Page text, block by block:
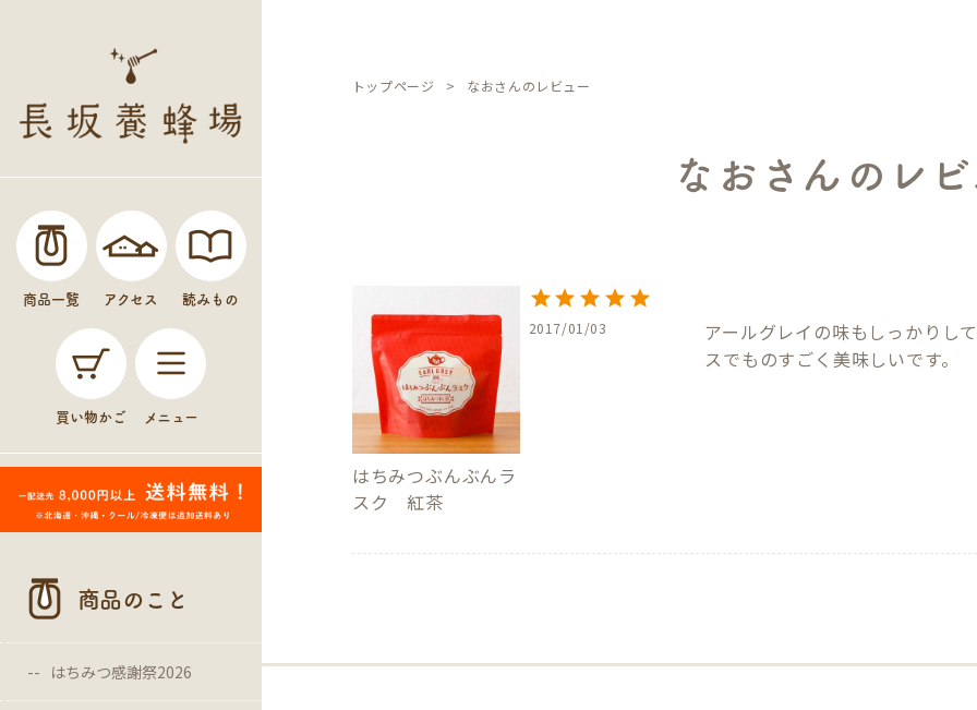
商品一覧 アクセス 読みもの
買い物かご メニュー
商品のこと
はちみつ感謝祭2026
トップページ なおさんのレビュー
なおさんのレ
はちみつぶんぶんラ
スク 紅茶
2017/01/03
アールグレイの味もしっかりし
スでものすごく美味しいです。